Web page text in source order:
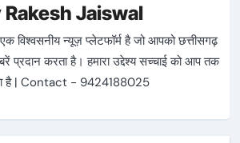
Rakesh Jaiswal
न्यूज़ प्लेटफॉर्म है जो आपको छत्तीसगढ़
प्रदान करता है। हमारा उद्देश्य सच्चाई को आप तक
है | Contact - 9424188025